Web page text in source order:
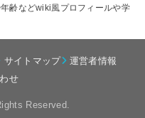
齢などwiki風プロフィールや学
サイトマップ
運営者情報
せ
Reserved.